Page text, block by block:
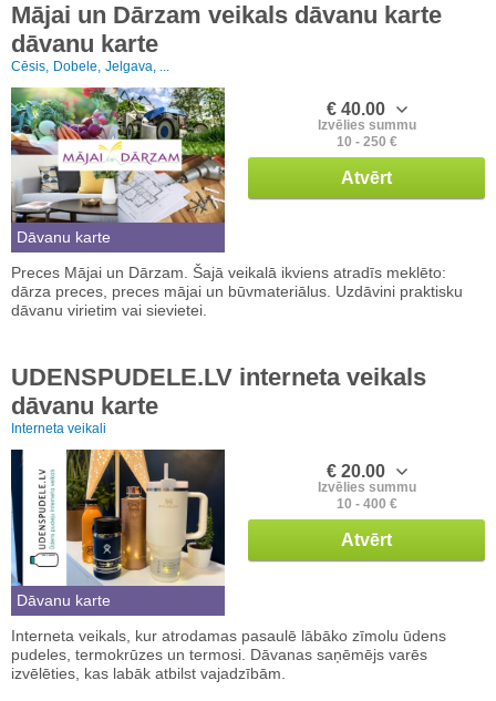
Mājai un Dārzam veikals dāvanu karte
dāvanu karte
Cēsis, Dobele, Jelgava, ...
Dāvanu karte
€ 40.00
Izvēlies summu
10 - 250 €
Atvērt
Preces Mājai un Dārzam. Šajā veikalā ikviens atradīs meklēto:
dārza preces, preces mājai un būvmateriālus. Uzdāvini praktisku
dāvanu virietim vai sievietei.
UDENSPUDELE.LV interneta veikals
dāvanu karte
Interneta veikali
Dāvanu karte
€ 20.00
Izvēlies summu
10 - 400 €
Atvērt
Interneta veikals, kur atrodamas pasaulē lābāko zīmolu ūdens
pudeles, termokrūzes un termosi. Dāvanas saņēmējs varēs
izvēlēties, kas labāk atbilst vajadzībām.